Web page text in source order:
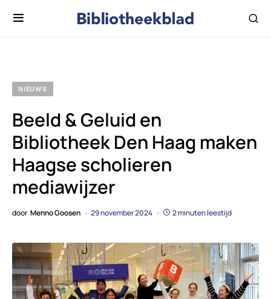
NIEUWS
Beeld & Geluid en
Bibliotheek Den Haag maken
Haagse scholieren
mediawijzer
door Menno Goosen 29 november 2024 2 minuten leestijd